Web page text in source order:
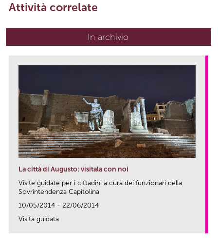
Attività correlate
In archivio
La città di Augusto: visitala con noi
Visite guidate per i cittadini a cura dei funzionari della
Sovrintendenza Capitolina
10/05/2014 - 22/06/2014
Visita guidata